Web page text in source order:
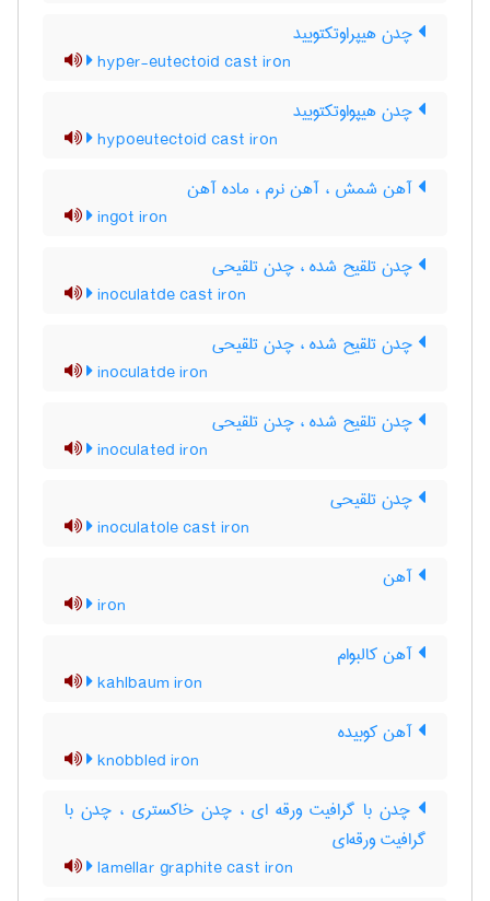
چدن هیپراوتکتویید
hyper-eutectoid cast iron
چدن هیپواوتکتویید
hypoeutectoid cast iron
آهن شمش ، آهن نرم ، ماده آهن
ingot iron
چدن تلقیح شده ، چدن تلقیحی
inoculatde cast iron
چدن تلقیح شده ، چدن تلقیحی
inoculatde iron
چدن تلقیح شده ، چدن تلقیحی
inoculated iron
چدن تلقیحی
inoculatole cast iron
آهن
iron
آهن کالبوام
kahlbaum iron
آهن کوبیده
knobbled iron
چدن با گرافیت ورقه ای ، چدن خاکستری ، چدن با
گرافیت ورقه‌ای
lamellar graphite cast iron